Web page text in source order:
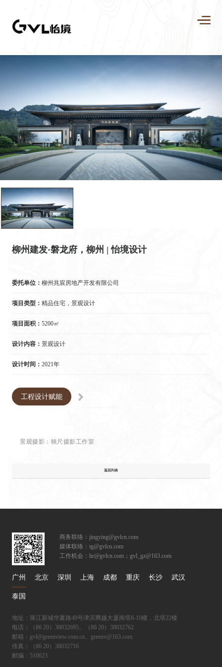
柳州建发·磐龙府，柳州 | 怡境设计
委托单位： 柳州兆宸房地产开发有限公司
项目类型： 精品住宅，景观设计
项目面积： 5200㎡
设计内容： 景观设计
设计时间： 2021年
工程设计赋能
景观摄影：映尺摄影工作室
返回列表
商务联络：jingying@gvlcn.com
媒体联络：tg@gvlcn.com
工作机会：hr@gvlcn.com；gvl_gz@163.com
广州 北京 深圳 上海 成都 重庆 长沙 武汉
泰国
地址：珠江新城华夏路49号津滨腾越大厦南塔8-10楼，北塔22楼
电话：（86 20）38032695、（86 20）38032762
邮箱：gvl@greenview.com.cn、greenv@163.com
传真：（86 20）38032716
邮编：510623